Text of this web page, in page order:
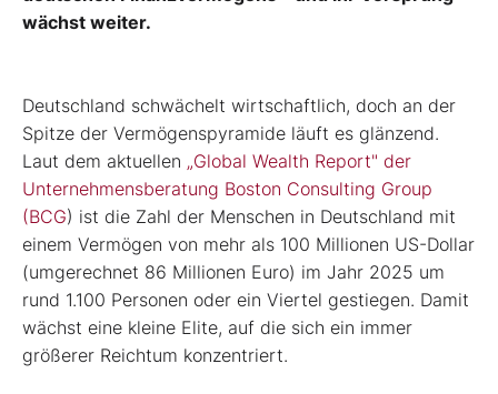
wächst weiter.
Deutschland schwächelt wirtschaftlich, doch an der
Spitze der Vermögenspyramide läuft es glänzend.
Laut dem aktuellen „Global Wealth Report" der
Unternehmensberatung Boston Consulting Group
(BCG) ist die Zahl der Menschen in Deutschland mit
einem Vermögen von mehr als 100 Millionen US-Dollar
(umgerechnet 86 Millionen Euro) im Jahr 2025 um
rund 1.100 Personen oder ein Viertel gestiegen. Damit
wächst eine kleine Elite, auf die sich ein immer
größerer Reichtum konzentriert.